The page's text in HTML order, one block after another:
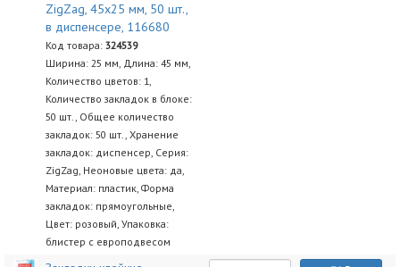
ZigZag, 45х25 мм, 50 шт.,
в диспенсере, 116680
Код товара: 324539
Ширина: 25 мм, Длина: 45 мм,
Количество цветов: 1,
Количество закладок в блоке:
50 шт., Общее количество
закладок: 50 шт., Хранение
закладок: диспенсер, Серия:
ZigZag, Неоновые цвета: да,
Материал: пластик, Форма
закладок: прямоугольные,
Цвет: розовый, Упаковка:
блистер с европодвесом